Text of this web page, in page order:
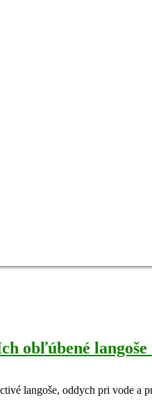
obľúbené
langoše, oddych pri vode a